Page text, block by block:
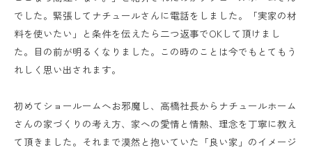
でした。緊張してナチュールさんに電話をしました。「実家の材
料を使いたい」と条件を伝えたら二つ返事でOKして頂けまし
た。目の前が明るくなりました。この時のことは今でもとてもう
れしく思い出されます。
初めてショールームへお邪魔し、高橋社長からナチュールホーム
さんの家づくりの考え方、家への愛情と情熱、理念を丁寧に教え
て頂きました。それまで漠然と抱いていた「良い家」のイメージ